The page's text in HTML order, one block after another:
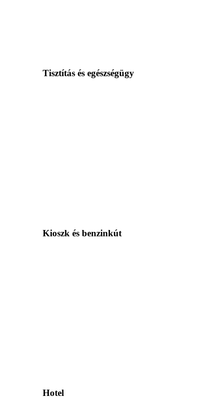
Tisztítás és egészségügy
Kioszk és benzinkút
Hotel